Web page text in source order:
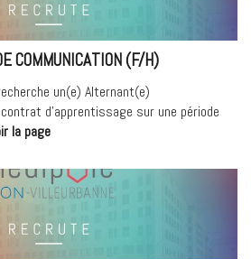
»
COMMUNICATION (F/H)
un(e) Alternant(e)
d’apprentissage sur une période
la page« Alternant
de
Communication